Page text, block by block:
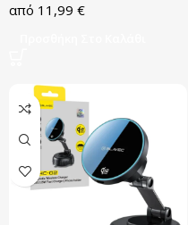
11,99 €